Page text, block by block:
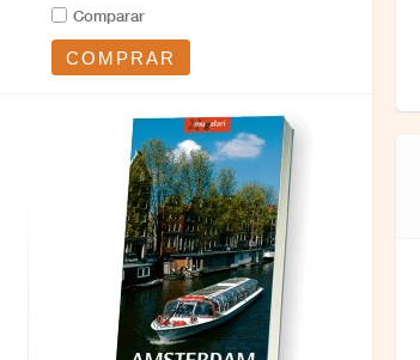
Comparar
COMPRAR